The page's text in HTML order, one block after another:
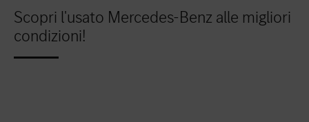
Scopri l'usato Mercedes-Benz alle migliori
condizioni!